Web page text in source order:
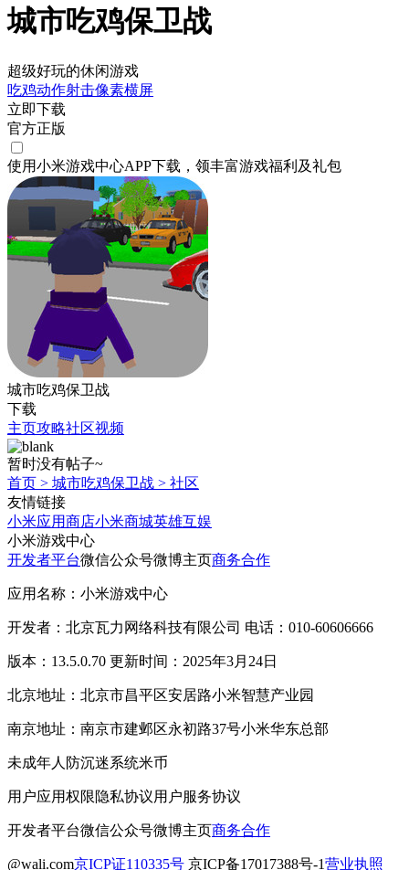
城市吃鸡保卫战
超级好玩的休闲游戏
吃鸡动作射击像素横屏
立即下载
官方正版
使用小米游戏中心APP下载 ，领丰富游戏福利 及礼包
城市吃鸡保卫战
下载
主页攻略社区视频
暂时没有帖子~
首页 > 城市吃鸡保卫战 > 社区
友情链接
小米应用商店小米商城英雄互娱
小米游戏中心
开发者平台微信公众号微博主页商务合作
应用名称：小米游戏中心
开发者：北京瓦力网络科技有限公司 电话：010-60606666
版本：13.5.0.70 更新时间：2025年3月24日
北京地址：北京市昌平区安居路小米智慧产业园
南京地址：南京市建邺区永初路37号小米华东总部
未成年人防沉迷系统米币
用户应用权限隐私协议用户服务协议
开发者平台微信公众号微博主页商务合作
@wali.com京ICP证110335号 京ICP备17017388号-1营业执照